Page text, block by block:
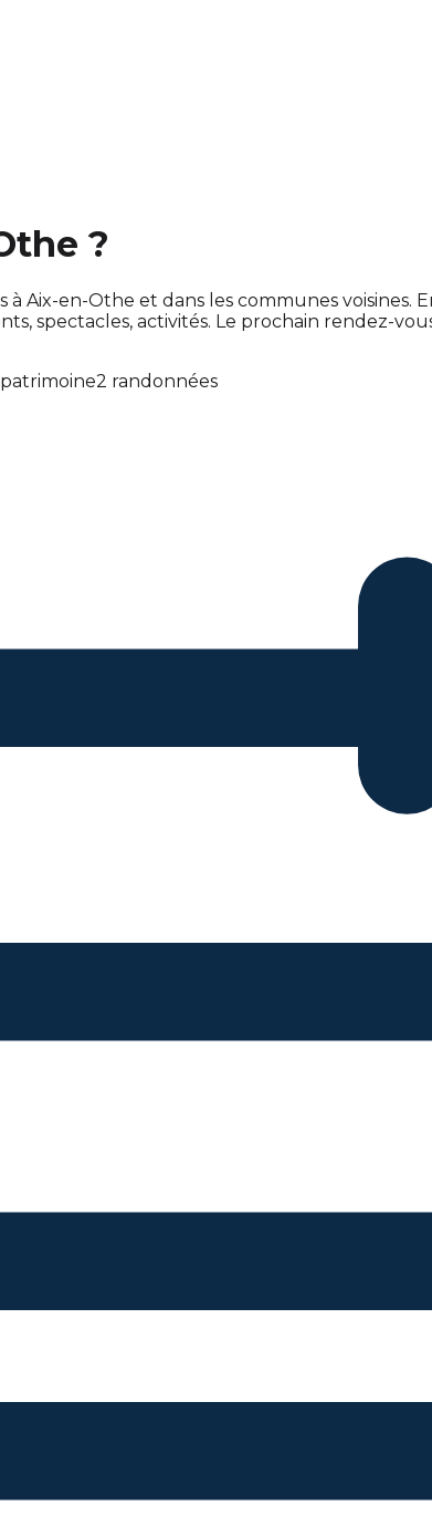
?
Aix-en-Othe et dans les communes
spectacles, activités. Le prochain rendez-
2 randonnées